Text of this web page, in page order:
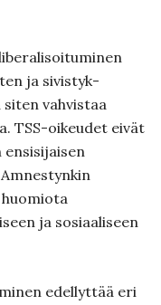
ja sivistyk-
vahvistaa
TSS-oikeudet eivät
ja sosiaaliseen
edellyttää eri